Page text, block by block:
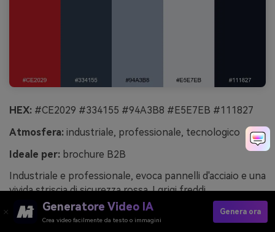
HEX: #CE2029 #334155 #94A3B8 #E5E7EB #111827
Atmosfera: industriale, professionale, tecnologico
Ideale per: brochure B2B
Industriale e professionale, evoca pannelli d'acciaio e una
vivida striscia di sicurezza rossa. I grigi freddi
mantengono la palette aziendale, mentre il blu navy
scuro dà enfasi a titoli e grafici. Ideale per brochure B2B,
Generatore Video IA
Crea video facilmente da testo o immagini
Genera ora